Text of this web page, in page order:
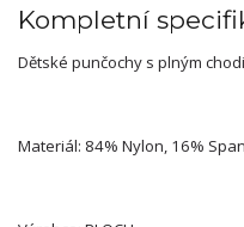
Kompletní
Dětské punčochy s plným
Materiál: 84% Nylon, 16%